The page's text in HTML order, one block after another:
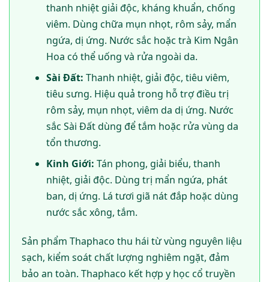
thanh nhiệt giải độc, kháng khuẩn, chống
viêm. Dùng chữa mụn nhọt, rôm sảy, mẩn
ngứa, dị ứng. Nước sắc hoặc trà Kim Ngân
Hoa có thể uống và rửa ngoài da.
Sài Đất: Thanh nhiệt, giải độc, tiêu viêm,
tiêu sưng. Hiệu quả trong hỗ trợ điều trị
rôm sảy, mụn nhọt, viêm da dị ứng. Nước
sắc Sài Đất dùng để tắm hoặc rửa vùng da
tổn thương.
Kinh Giới: Tán phong, giải biểu, thanh
nhiệt, giải độc. Dùng trị mẩn ngứa, phát
ban, dị ứng. Lá tươi giã nát đắp hoặc dùng
nước sắc xông, tắm.
Sản phẩm Thaphaco thu hái từ vùng nguyên liệu
sạch, kiểm soát chất lượng nghiêm ngặt, đảm
bảo an toàn. Thaphaco kết hợp y học cổ truyền